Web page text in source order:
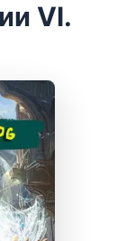
VI.